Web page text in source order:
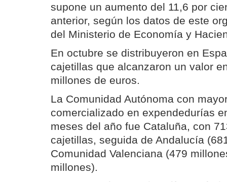
supone un aumento del 11,6 por
anterior, según los datos de este
del Ministerio de Economía y
En octubre se distribuyeron en
cajetillas que alcanzaron un valor
millones de euros.
La Comunidad Autónoma con
comercializado en expendedurías
meses del año fue Cataluña, con
cajetillas, seguida de Andalucía
Comunidad Valenciana (479
millones).